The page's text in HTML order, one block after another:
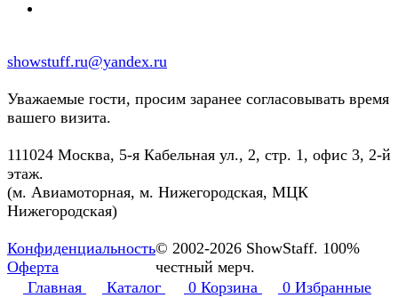
showstuff.ru@yandex.ru
Уважаемые гости, просим заранее согласовывать время
вашего визита.
111024 Москва, 5-я Кабельная ул., 2, стр. 1, офис 3, 2-й
этаж.
(м. Авиамоторная, м. Нижегородская, МЦК
Нижегородская)
Конфиденциальность
Оферта
© 2002-2026 ShowStaff. 100%
честный мерч.
Главная
Каталог 0 Корзина 0 Избранные